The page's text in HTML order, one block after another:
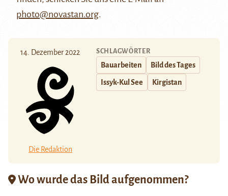
photo@novastan.org.
14. Dezember 2022
Die Redaktion
SCHLAGWÖRTER
Bauarbeiten Bild des Tages
Issyk-Kul See Kirgistan
Wo wurde das Bild aufgenommen?